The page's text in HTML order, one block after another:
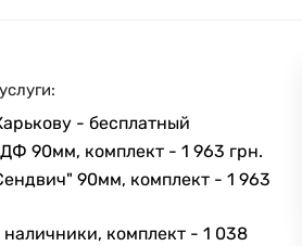
- бесплатный
90мм, комплект -1 963 грн.
90мм, комплект -1 963
комплект -1 038